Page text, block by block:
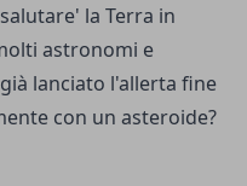
la Terra in
astronomi e
lanciato l'allerta fine
con un asteroide?